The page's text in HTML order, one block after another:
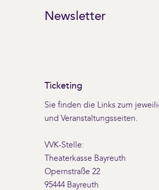
Newsletter
Ticketing
Sie finden die Links zum
und Veranstaltungsseiten.
VVK-Stelle:
Theaterkasse Bayreuth
Opernstraße 22
95444 Bayreuth